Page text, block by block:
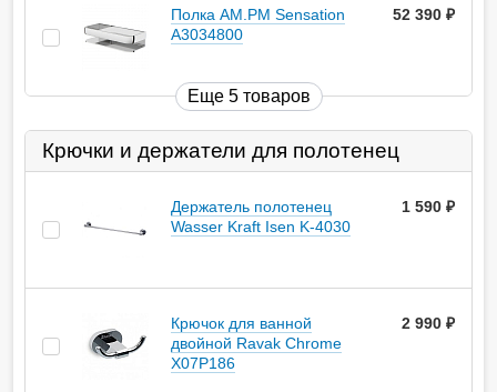
Полка AM.PM Sensation
A3034800
52 390
Еще 5 товаров
Крючки и держатели для полотенец
Держатель полотенец
Wasser Kraft Isen K-4030
1 590
Крючок для ванной
двойной Ravak Chrome
X07P186
2 990